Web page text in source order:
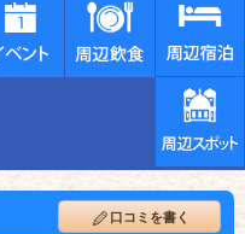
口コミを書く